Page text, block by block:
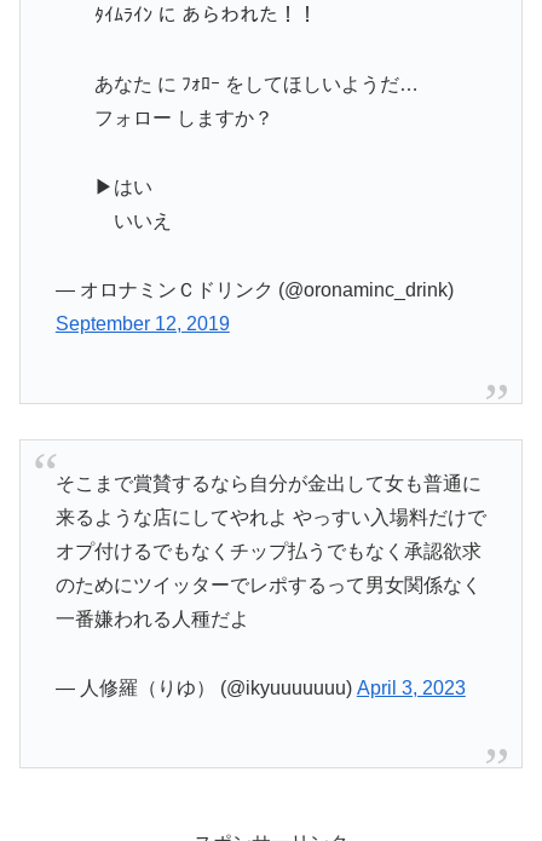
ﾀｲﾑﾗｲﾝ に あらわれた！！
あなた に ﾌｫﾛｰ をしてほしいようだ…
フォロー しますか？
▶はい
いいえ
— オロナミンＣドリンク (@oronaminc_drink)
September 12, 2019
そこまで賞賛するなら自分が金出して女も普通に
来るような店にしてやれよ やっすい入場料だけで
オプ付けるでもなくチップ払うでもなく承認欲求
のためにツイッターでレポするって男女関係なく
一番嫌われる人種だよ
— 人修羅（りゆ） (@ikyuuuuuuu) April 3, 2023